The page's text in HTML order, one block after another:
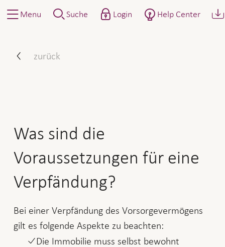
Menu Suche Login Help Center
zurück
Was sind die
Voraussetzungen für eine
Verpfändung?
Bei einer Verpfändung des Vorsorgevermögens
gilt es folgende Aspekte zu beachten:
Die Immobilie muss selbst bewohnt